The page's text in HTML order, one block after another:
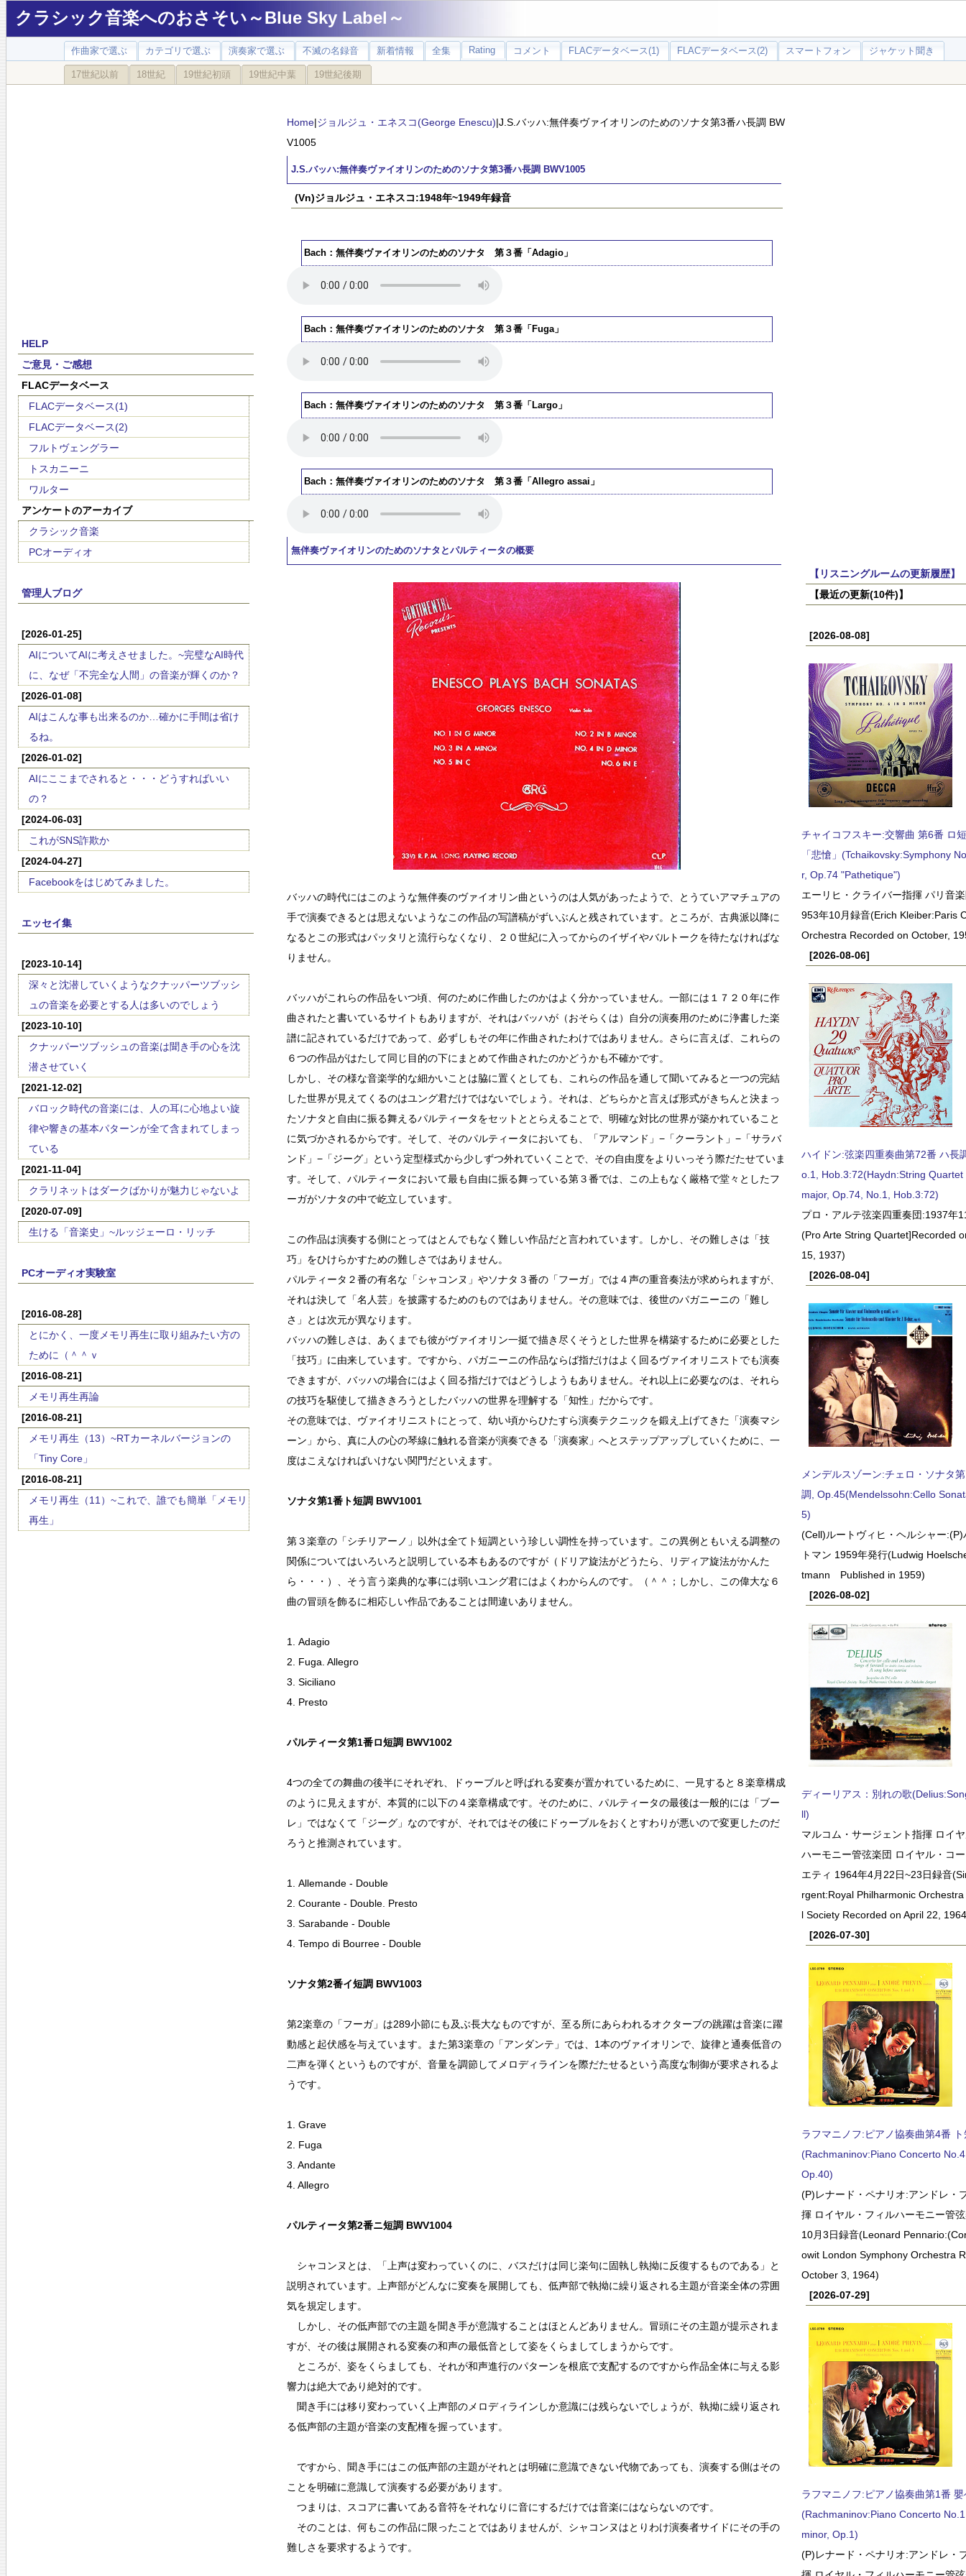
クラシック音楽へのおさそい～Blue Sky Label～
作曲家で選ぶ カテゴリで選ぶ 演奏家で選ぶ 不滅の名録音 新着情報 全集 Rating コメント FLACデータベース(1) FLACデータベース(2) スマートフォン ジャケット聞き
17世紀以前 18世紀 19世紀初頭 19世紀中葉 19世紀後期
HELP
ご意見・ご感想
FLACデータベース
FLACデータベース(1)
FLACデータベース(2)
フルトヴェングラー
トスカニーニ
ワルター
アンケートのアーカイブ
クラシック音楽
PCオーディオ
管理人ブログ
[2026-01-25]
AIについてAIに考えさせました。~完璧なAI時代
に、なぜ「不完全な人間」の音楽が輝くのか？
[2026-01-08]
AIはこんな事も出来るのか…確かに手間は省け
るね。
[2026-01-02]
AIにここまでされると・・・どうすればいい
の？
[2024-06-03]
これがSNS詐欺か
[2024-04-27]
Facebookをはじめてみました。
エッセイ集
[2023-10-14]
深々と沈潜していくようなクナッパーツブッシ
ュの音楽を必要とする人は多いのでしょう
[2023-10-10]
クナッパーツブッシュの音楽は聞き手の心を沈
潜させていく
[2021-12-02]
バロック時代の音楽には、人の耳に心地よい旋
律や響きの基本パターンが全て含まれてしまっ
ている
[2021-11-04]
クラリネットはダークばかりが魅力じゃないよ
[2020-07-09]
生ける「音楽史」~ルッジェーロ・リッチ
PCオーディオ実験室
[2016-08-28]
とにかく、一度メモリ再生に取り組みたい方の
ために（＾＾ｖ
[2016-08-21]
メモリ再生再論
[2016-08-21]
メモリ再生（13）~RTカーネルバージョンの
「Tiny Core」
[2016-08-21]
メモリ再生（11）~これで、誰でも簡単「メモリ
再生」
Home|ジョルジュ・エネスコ(George Enescu)|J.S.バッハ:無伴奏ヴァイオリンのためのソナタ第3番ハ長調 BW
V1005
J.S.バッハ:無伴奏ヴァイオリンのためのソナタ第3番ハ長調 BWV1005
(Vn)ジョルジュ・エネスコ:1948年~1949年録音
Bach：無伴奏ヴァイオリンのためのソナタ 第３番「Adagio」
Bach：無伴奏ヴァイオリンのためのソナタ 第３番「Fuga」
Bach：無伴奏ヴァイオリンのためのソナタ 第３番「Largo」
Bach：無伴奏ヴァイオリンのためのソナタ 第３番「Allegro assai」
無伴奏ヴァイオリンのためのソナタとパルティータの概要
バッハの時代にはこのような無伴奏のヴァイオリン曲というのは人気があったようで、とうていアマチュアの
手で演奏できるとは思えないようなこの作品の写譜稿がずいぶんと残されています。ところが、古典派以降に
なるとこの形式はパッタリと流行らなくなり、２０世紀に入ってからのイザイやバルトークを待たなければな
りません。
バッハがこれらの作品をいつ頃、何のために作曲したのかはよく分かっていません。一部には１７２０年に作
曲されたと書いているサイトもありますが、それはバッハが（おそらくは）自分の演奏用のために浄書した楽
譜に記されているだけであって、必ずしもその年に作曲されたわけではありません。さらに言えば、これらの
６つの作品がはたして同じ目的の下にまとめて作曲されたのかどうかも不確かです。
しかし、その様な音楽学的な細かいことは脇に置くとしても、これらの作品を通して聞いてみると一つの完結
した世界が見えてくるのはユング君だけではないでしょう。それは、どちらかと言えば形式がきちんと決まっ
たソナタと自由に振る舞えるパルティータをセットととらえることで、明確な対比の世界が築かれていること
に気づかされるからです。そして、そのパルティータにおいても、「アルマンド」−「クーラント」−「サラバ
ンド」−「ジーグ」という定型様式から少しずつ外れていくことで、その自由度をよりいっそう際だたせていま
す。そして、パルティータにおいて最も自由に振る舞っている第３番では、この上もなく厳格で堂々としたフ
ーガがソナタの中で屹立しています。
この作品は演奏する側にとってはとんでもなく難しい作品だと言われています。しかし、その難しさは「技
巧」をひけらかすための難しさではありません。
パルティータ２番の有名な「シャコンヌ」やソナタ３番の「フーガ」では４声の重音奏法が求められますが、
それは決して「名人芸」を披露するためのものではありません。その意味では、後世のパガニーニの「難し
さ」とは次元が異なります。
バッハの難しさは、あくまでも彼がヴァイオリン一挺で描き尽くそうとした世界を構築するために必要とした
「技巧」に由来しています。ですから、パガニーニの作品ならば指だけはよく回るヴァイオリニストでも演奏
できますが、バッハの場合にはよく回る指だけではどうしようもありません。それ以上に必要なのは、それら
の技巧を駆使して描ききろうとしたバッハの世界を理解する「知性」だからです。
その意味では、ヴァイオリニストにとって、幼い頃からひたすら演奏テクニックを鍛え上げてきた「演奏マシ
ーン」から、真に人の心の琴線に触れる音楽が演奏できる「演奏家」へとステップアップしていくために、一
度はこえなければいけない関門だといえます。
ソナタ第1番ト短調 BWV1001
第３楽章の「シチリアーノ」以外は全てト短調という珍しい調性を持っています。この異例ともいえる調整の
関係についてはいろいろと説明している本もあるのですが（ドリア旋法がどうたら、リディア旋法がかんた
ら・・・）、そう言う楽典的な事には弱いユング君にはよくわからんのです。（＾＾；しかし、この偉大な６
曲の冒頭を飾るに相応しい作品であることは間違いありません。
1. Adagio
2. Fuga. Allegro
3. Siciliano
4. Presto
パルティータ第1番ロ短調 BWV1002
4つの全ての舞曲の後半にそれぞれ、ドゥーブルと呼ばれる変奏が置かれているために、一見すると８楽章構成
のように見えますが、本質的に以下の４楽章構成です。そのために、パルティータの最後は一般的には「ブー
レ」ではなくて「ジーグ」なのですが、それではその後にドゥーブルをおくとすわりが悪いので変更したのだ
ろうと推測されています。
1. Allemande - Double
2. Courante - Double. Presto
3. Sarabande - Double
4. Tempo di Bourree - Double
ソナタ第2番イ短調 BWV1003
第2楽章の「フーガ」は289小節にも及ぶ長大なものですが、至る所にあらわれるオクターブの跳躍は音楽に躍
動感と起伏感を与えています。また第3楽章の「アンダンテ」では、1本のヴァイオリンで、旋律と通奏低音の
二声を弾くというものですが、音量を調節してメロディラインを際だたせるという高度な制御が要求されるよ
うです。
1. Grave
2. Fuga
3. Andante
4. Allegro
パルティータ第2番ニ短調 BWV1004
シャコンヌとは、「上声は変わっていくのに、バスだけは同じ楽句に固執し執拗に反復するものである」と
説明されています。上声部がどんなに変奏を展開しても、低声部で執拗に繰り返される主題が音楽全体の雰囲
気を規定します。
しかし、その低声部での主題を聞き手が意識することはほとんどありません。冒頭にその主題が提示されま
すが、その後は展開される変奏の和声の最低音として姿をくらましてしまうからです。
ところが、姿をくらましても、それが和声進行のパターンを根底で支配するのですから作品全体に与える影
響力は絶大であり絶対的です。
聞き手には移り変わっていく上声部のメロディラインしか意識には残らないでしょうが、執拗に繰り返され
る低声部の主題が音楽の支配権を握っています。
ですから、聞き手にはこの低声部の主題がそれとは明確に意識できない代物であっても、演奏する側はその
ことを明確に意識して演奏する必要があります。
つまりは、スコアに書いてある音符をそれなりに音にするだけでは音楽にはならないのです。
そのことは、何もこの作品に限ったことではありませんが、シャコンヌはとりわけ演奏者サイドにその手の
難しさを要求するようです。
【リスニングルームの更新履歴】
【最近の更新(10件)】
[2026-08-08]
チャイコフスキー:交響曲 第6番 ロ
「悲愴」(Tchaikovsky:Symphony
r, Op.74 "Pathetique")
エーリヒ・クライバー指揮 パリ音
953年10月録音(Erich Kleiber:Paris
Orchestra Recorded on October,
[2026-08-06]
ハイドン:弦楽四重奏曲第72番 ハ長
o.1, Hob.3:72(Haydn:String Quartet
major, Op.74, No.1, Hob.3:72)
プロ・アルテ弦楽四重奏団:1937年
(Pro Arte String Quartet]Recorded
15, 1937)
[2026-08-04]
メンデルスゾーン:チェロ・ソナタ
調, Op.45(Mendelssohn:Cello
5)
(Cell)ルートヴィヒ・ヘルシャー
トマン 1959年発行(Ludwig
tmann Published in 1959)
[2026-08-02]
ディーリアス：別れの歌
ll)
マルコム・サージェント指揮 ロイ
ハーモニー管弦楽団 ロイヤル・コ
エティ 1964年4月22日~23日録音
rgent:Royal Philharmonic
l Society Recorded on April 22,
[2026-07-30]
ラフマニノフ:ピアノ協奏曲第4番
(Rachmaninov:Piano Concerto
Op.40)
(P)レナード・ペナリオ:アンドレ・
揮 ロイヤル・フィルハーモニー管
10月3日録音(Leonard
owit London Symphony Orchestra
October 3, 1964)
[2026-07-29]
ラフマニノフ:ピアノ協奏曲第1番
(Rachmaninov:Piano Concerto
minor, Op.1)
(P)レナード・ペナリオ:アンドレ・